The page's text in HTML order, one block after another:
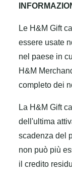
Le H&M Gift
essere usate
nel paese in
H&M
completo dei
La H&M Gift
dell'ultima
scadenza del
non può più
il credito